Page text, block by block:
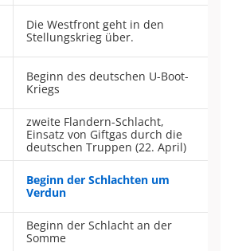
Die Westfront geht in den
Stellungskrieg über.
Beginn des deutschen U-Boot-
Kriegs
zweite Flandern-Schlacht,
Einsatz von Giftgas durch die
deutschen Truppen (22. April)
Beginn der Schlachten um
Verdun
Beginn der Schlacht an der
Somme